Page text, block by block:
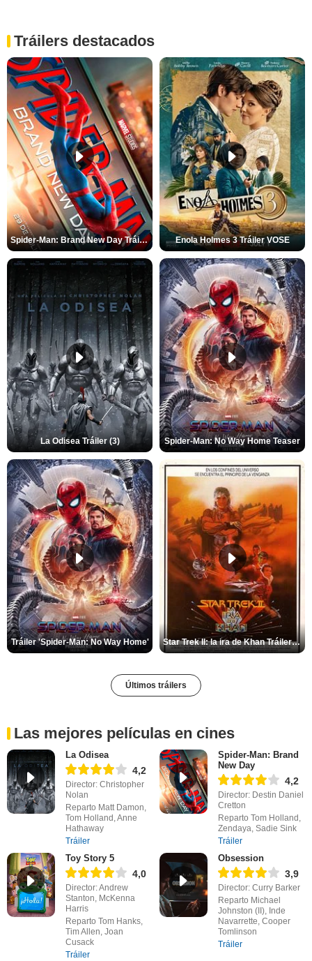
Tráilers destacados
Spider-Man: Brand New Day Tráiler (3) Enola Holmes 3 Tráiler VOSE
La Odisea Tráiler (3) Spider-Man: No Way Home Teaser
Tráiler 'Spider-Man: No Way Home' Star Trek II: la ira de Khan Tráiler VO
Últimos tráilers
Las mejores películas en cines
La Odisea
4,2
Director: Christopher
Nolan
Reparto Matt Damon,
Tom Holland, Anne
Hathaway
Tráiler
Spider-Man: Brand
New Day
4,2
Director: Destin Daniel
Cretton
Reparto Tom Holland,
Zendaya, Sadie Sink
Tráiler
Toy Story 5
4,0
Director: Andrew
Stanton, McKenna
Harris
Reparto Tom Hanks,
Tim Allen, Joan
Cusack
Tráiler
Obsession
3,9
Director: Curry Barker
Reparto Michael
Johnston (II), Inde
Navarrette, Cooper
Tomlinson
Tráiler